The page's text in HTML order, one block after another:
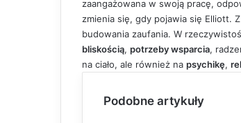
zaangażowana w swoją pracę,
zmienia się, gdy pojawia się Elliott.
budowania zaufania. W
bliskością, potrzeby wsparcia,
na ciało, ale również na psychikę,
Podobne artykuły